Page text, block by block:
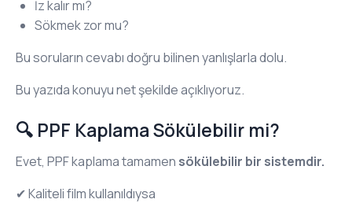
İz kalır mı?
Sökmek zor mu?
Bu soruların cevabı doğru bilinen yanlışlarla dolu.
Bu yazıda konuyu net şekilde açıklıyoruz.
🔍 PPF Kaplama Sökülebilir mi?
Evet, PPF kaplama tamamen sökülebilir bir sistemdir.
✔ Kaliteli film kullanıldıysa